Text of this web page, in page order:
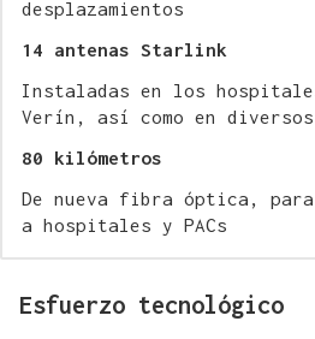
desplazamientos
14 antenas Starlink
Instaladas en los
Verín, así como en
80 kilómetros
De nueva fibra óptica,
a hospitales y PACs
Esfuerzo tecnológico